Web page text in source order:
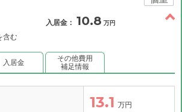
含む
入居金： 10.8 万円
入居金
その他費用
補足情報
13.1 万円